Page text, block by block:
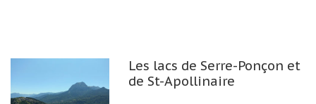
Les lacs de Serre-Ponçon et
de St-Apollinaire